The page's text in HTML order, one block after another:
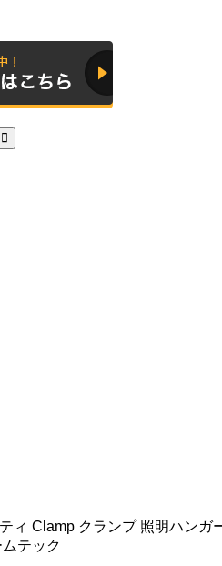
ィ Clamp クランプ 照明ハンガ
テック